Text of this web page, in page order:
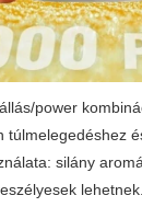
power
túlmelegedéshez
silány
lehetnek.